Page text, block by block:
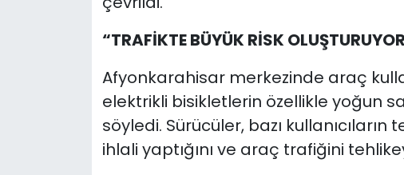
“TRAFİKTE BÜYÜK RİSK
Afyonkarahisar merkezinde araç
elektrikli bisikletlerin özellikle yoğun
söyledi. Sürücüler, bazı kullanıcıların
ihlali yaptığını ve araç trafiğini